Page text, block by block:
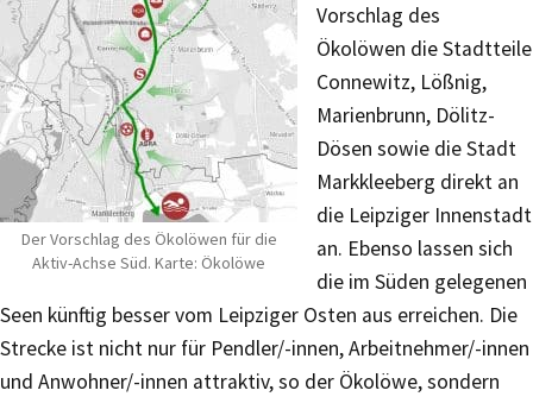
Der Vorschlag des Ökolöwen für die
Aktiv-Achse Süd. Karte: Ökolöwe
Vorschlag des
Ökolöwen die Stadtteile
Connewitz, Lößnig,
Marienbrunn, Dölitz-
Dösen sowie die Stadt
Markkleeberg direkt an
die Leipziger Innenstadt
an. Ebenso lassen sich
die im Süden gelegenen
Seen künftig besser vom Leipziger Osten aus erreichen. Die
Strecke ist nicht nur für Pendler/-innen, Arbeitnehmer/-innen
und Anwohner/-innen attraktiv, so der Ökolöwe, sondern